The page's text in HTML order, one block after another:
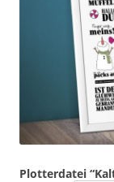
Plotterdatei